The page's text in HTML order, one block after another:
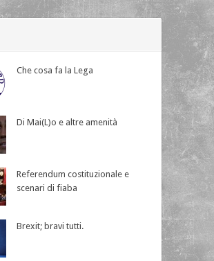
Che cosa fa la Lega
Di Mai(L)o e altre amenità
Referendum costituzionale e
scenari di fiaba
Brexit; bravi tutti.